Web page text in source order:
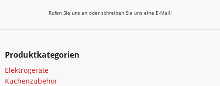
Rufen Sie uns an oder schreiben Sie uns eine E-Mail!
Produktkategorien
Elektrogeräte
Küchenzubehör